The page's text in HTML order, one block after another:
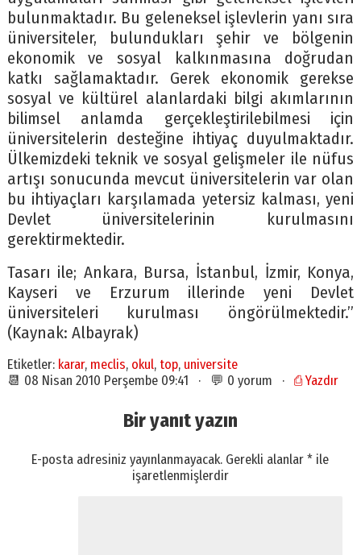
bulunmaktadır. Bu geleneksel işlevlerin yanı sıra
üniversiteler, bulundukları şehir ve bölgenin
ekonomik ve sosyal kalkınmasına doğrudan
katkı sağlamaktadır. Gerek ekonomik gerekse
sosyal ve kültürel alanlardaki bilgi akımlarının
bilimsel anlamda gerçekleştirilebilmesi için
üniversitelerin desteğine ihtiyaç duyulmaktadır.
Ülkemizdeki teknik ve sosyal gelişmeler ile nüfus
artışı sonucunda mevcut üniversitelerin var olan
bu ihtiyaçları karşılamada yetersiz kalması, yeni
Devlet üniversitelerinin kurulmasını
gerektirmektedir.
Tasarı ile; Ankara, Bursa, İstanbul, İzmir, Konya,
Kayseri ve Erzurum illerinde yeni Devlet
üniversiteleri kurulması öngörülmektedir.”
(Kaynak: Albayrak)
Etiketler: karar, meclis, okul, top, universite
📆 08 Nisan 2010 Perşembe 09:41 · 💬 0 yorum · ⎙ Yazdır
Bir yanıt yazın
E-posta adresiniz yayınlanmayacak. Gerekli alanlar* ile
işaretlenmişlerdir